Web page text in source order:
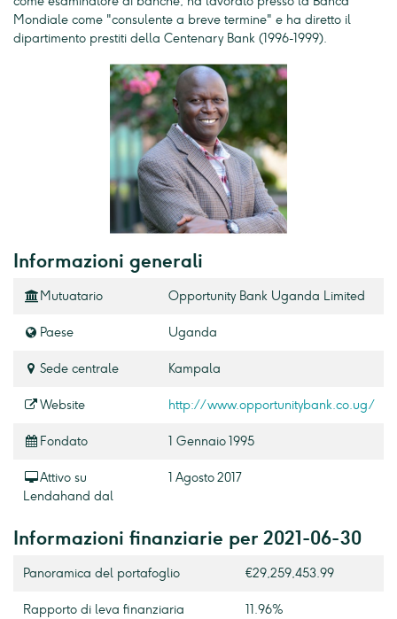
Mondiale come "consulente a breve termine" e ha diretto il
dipartimento prestiti della Centenary Bank (1996-1999).
Informazioni generali
Mutuatario Opportunity Bank Uganda Limited
Paese Uganda
Sede centrale Kampala
Website http://www.opportunitybank.co.ug/
Fondato 1 Gennaio 1995
Attivo su
Lendahand dal
1 Agosto 2017
Informazioni finanziarie per 2021-06-30
Panoramica del portafoglio €29,259,453.99
Rapporto di leva finanziaria 11.96%